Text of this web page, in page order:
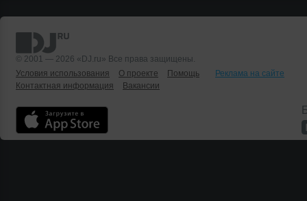
© 2001 — 2026 «DJ.ru» Все права защищены.
Условия использования
О проекте Помощь
Реклама на сайте
Контактная информация
Вакансии